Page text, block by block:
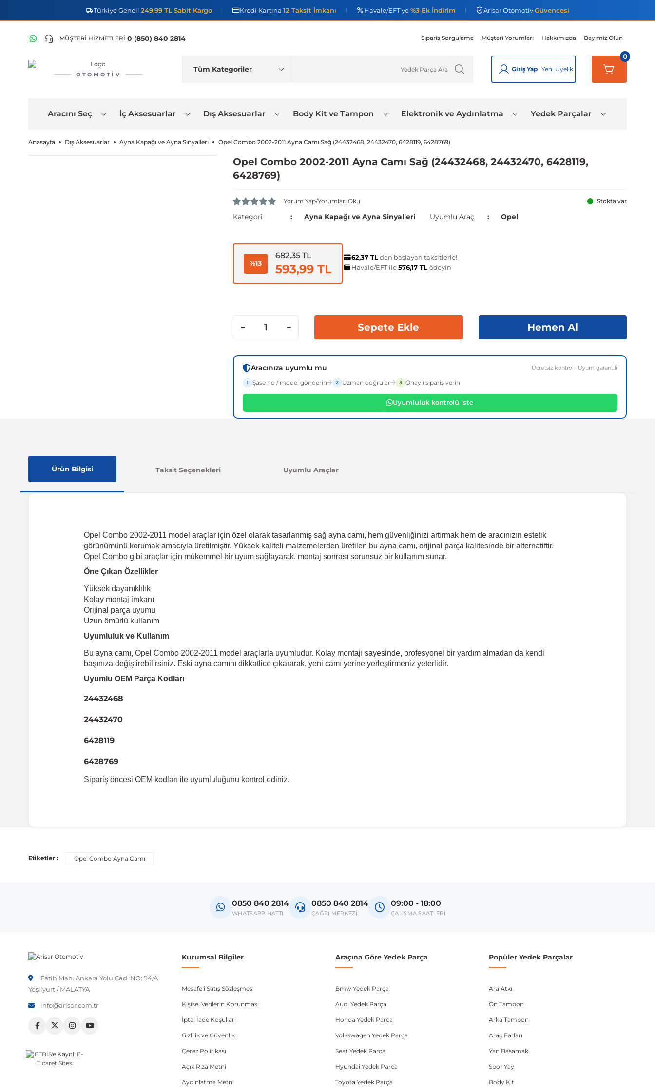
Türkiye Geneli 249,99 TL Sabit Kargo Kredi Kartına 12 Taksit İmkanı Havale/EFT'ye%3 Ek İndirim Arisar OtomotivGüvencesi
MÜŞTERİ HİZMETLERİ 0 (850) 840 2814 Sipariş Sorgulama Müşteri Yorumları Hakkımızda Bayimiz Olun
OTOMOTIV
Giriş Yap Yeni Üyelik
0
Aracını Seç İç Aksesuarlar Dış Aksesuarlar Body Kit ve Tampon Elektronik ve Aydınlatma Yedek Parçalar
Anasayfa Dış Aksesuarlar Ayna Kapağı ve Ayna Sinyalleri Opel Combo 2002-2011 Ayna Camı Sağ (24432468, 24432470, 6428119, 6428769)
Opel Combo 2002-2011 Ayna Camı Sağ (24432468, 24432470, 6428119,
6428769)
Yorum Yap/Yorumları Oku Stokta var
Kategori Ayna Kapağı ve Ayna Sinyalleri Uyumlu Araç Opel
%13
682,35 TL
593,99 TL
62,37 TLden başlayan taksitlerle!
Havale/EFT ile576,17 TL ödeyin
Sepete Ekle Hemen Al
Aracınıza uyumlu mu Ücretsiz kontrol · Uyum garantili
1 Şase no / model gönderin 2 Uzman doğrular 3 Onaylı sipariş verin
Uyumluluk kontrolü iste
Ürün Bilgisi Taksit Seçenekleri Uyumlu Araçlar
Opel Combo 2002-2011 model araçlar için özel olarak tasarlanmış sağ ayna camı, hem güvenliğinizi artırmak hem de aracınızın estetik
görünümünü korumak amacıyla üretilmiştir. Yüksek kaliteli malzemelerden üretilen bu ayna camı, orijinal parça kalitesinde bir alternatiftir.
Opel Combo gibi araçlar için mükemmel bir uyum sağlayarak, montaj sonrası sorunsuz bir kullanım sunar.
Öne Çıkan Özellikler
Yüksek dayanıklılık
Kolay montaj imkanı
Orijinal parça uyumu
Uzun ömürlü kullanım
Uyumluluk ve Kullanım
Bu ayna camı, Opel Combo 2002-2011 model araçlarla uyumludur. Kolay montajı sayesinde, profesyonel bir yardım almadan da kendi
başınıza değiştirebilirsiniz. Eski ayna camını dikkatlice çıkararak, yeni camı yerine yerleştirmeniz yeterlidir.
Uyumlu OEM Parça Kodları
24432468
24432470
6428119
6428769
Sipariş öncesi OEM kodları ile uyumluluğunu kontrol ediniz.
Araç üreticileri aynı model yılı içerisinde farklı donanım ve kasa tipleri kullanabilmektedir. Sipariş vermeden önce OEM numarası veya şasi numarası ile uyumluluğu kontrol
Etiketler : Opel Combo Ayna Camı
0850 840 2814
WHATSAPP HATTI
0850 840 2814
ÇAĞRI MERKEZİ
09:00 - 18:00
ÇALIŞMA SAATLERİ
Fatih Mah. Ankara Yolu Cad. NO: 94/A
Yeşilyurt / MALATYA
info@arisar.com.tr
Kurumsal Bilgiler
Mesafeli Satış Sözleşmesi
Kişisel Verilerin Korunması
İptal İade Koşullari
Gizlilik ve Güvenlik
Çerez Politikası
Açık Rıza Metni
Aydınlatma Metni
Araçına Göre Yedek Parça
Bmw Yedek Parça
Audi Yedek Parça
Honda Yedek Parça
Volkswagen Yedek Parça
Seat Yedek Parça
Hyundai Yedek Parça
Toyota Yedek Parça
Popüler Yedek Parçalar
Ara Atkı
Ön Tampon
Arka Tampon
Araç Farları
Yan Basamak
Spor Yay
Body Kit